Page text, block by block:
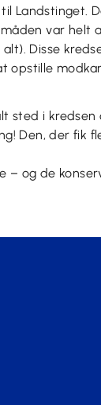
Landstinget.
var helt
Disse
opstille
sted i kredsen
Den, der fik
– og de